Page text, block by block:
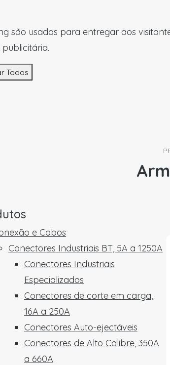
são usados para entregar aos
Todos
e Cabos
Conectores Industriais BT, 5A a 1250A
Conectores Industriais
Especializados
Conectores de corte em carga,
16A a 250A
Conectores Auto-ejectáveis
Conectores de Alto Calibre, 350A
a 660A